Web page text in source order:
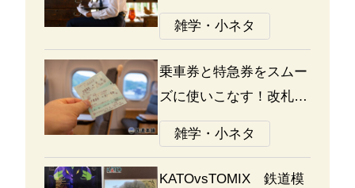
る選び方のポイント
雑学・小ネタ
乗車券と特急券をスムー
ズに使いこなす！改札の
通り方ガイド
雑学・小ネタ
KATOvsTOMIX 鉄道模